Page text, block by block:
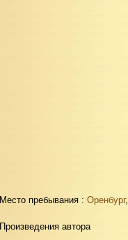
Место пребывания : Оренбург,
Произведения автора